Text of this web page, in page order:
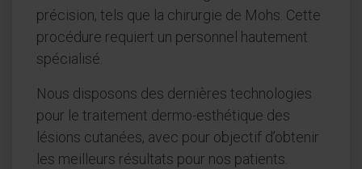
précision, tels que la chirurgie de Mohs. Cette
procédure requiert un personnel hautement
spécialisé.
Nous disposons des dernières technologies
pour le traitement dermo-esthétique des
lésions cutanées, avec pour objectif d’obtenir
les meilleurs résultats pour nos patients.